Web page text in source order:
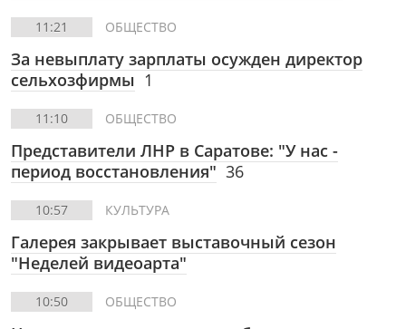
11:21 ОБЩЕСТВО
За невыплату зарплаты осужден директор
сельхозфирмы 1
11:10 ОБЩЕСТВО
Представители ЛНР в Саратове: "У нас -
период восстановления" 36
10:57 КУЛЬТУРА
Галерея закрывает выставочный сезон
"Неделей видеоарта"
10:50 ОБЩЕСТВО